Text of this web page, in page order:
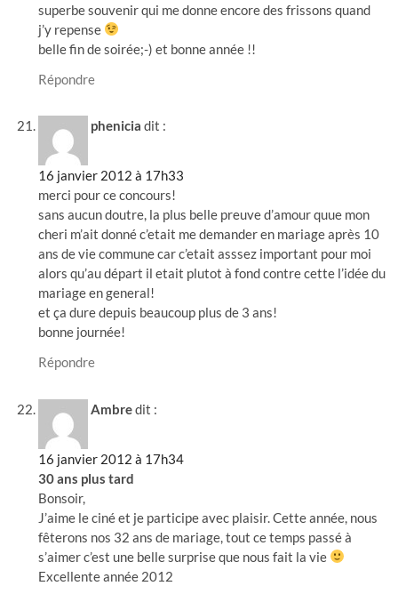
superbe souvenir qui me donne encore des frissons quand
j’y repense
belle fin de soirée;-) et bonne année !!
Répondre
phenicia dit :
16 janvier 2012 à 17h33
merci pour ce concours!
sans aucun doutre, la plus belle preuve d’amour quue mon
cheri m’ait donné c’etait me demander en mariage après 10
ans de vie commune car c’etait asssez important pour moi
alors qu’au départ il etait plutot à fond contre cette l’idée du
mariage en general!
et ça dure depuis beaucoup plus de 3 ans!
bonne journée!
Répondre
Ambredit :
16 janvier 2012 à 17h34
30 ans plus tard
Bonsoir,
J’aime le ciné et je participe avec plaisir. Cette année, nous
fêterons nos 32 ans de mariage, tout ce temps passé à
s’aimer c’est une belle surprise que nous fait la vie
Excellente année 2012